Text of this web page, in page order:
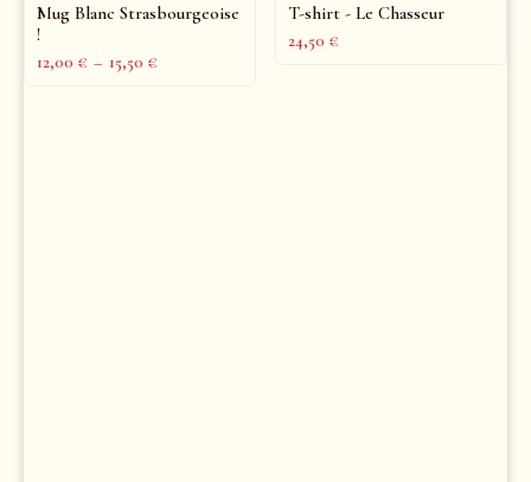
Mug Blanc Strasbourgeoise
!
12,00 € – 15,50 €
T-shirt - Le Chasseur
24,50 €